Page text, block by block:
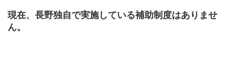
現在、長野独自で実施している補助制度はありませ
ん。